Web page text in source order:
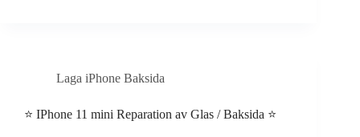
Laga iPhone Baksida
⭐ IPhone 11 mini Reparation av Glas / Baksida ⭐